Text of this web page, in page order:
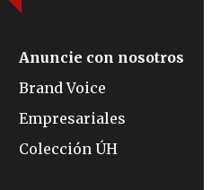
Anuncie con nosotros
Brand Voice
Empresariales
Colección ÚH